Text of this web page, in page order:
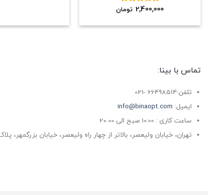
نمره5.002,400,000 تومان
تماس با بینا:
تلفن:66498514 -021
ایمیل: info@binaopt.com
ساعت کاری : 10:00 صبح الی 20.00
تهران، خیابان ولیعصر، بالاتر از چهار راه ولیعصر، خیابان بزرگمهر، پلاک